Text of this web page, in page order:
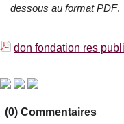
dessous au format PDF.
don fondation res
(0) Commentaires